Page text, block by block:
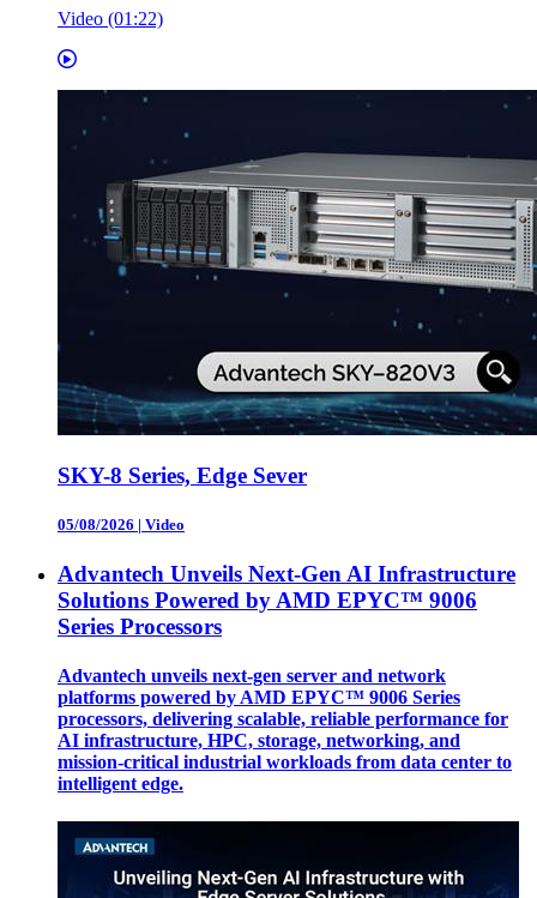
Video (01:22)
SKY-8 Series, Edge Sever
05/08/2026 | Video
Advantech Unveils Next-Gen AI Infrastructure
Solutions Powered by AMD EPYC™ 9006
Series Processors
Advantech unveils next-gen server and network
platforms powered by AMD EPYC™ 9006 Series
processors, delivering scalable, reliable performance for
AI infrastructure, HPC, storage, networking, and
mission-critical industrial workloads from data center to
intelligent edge.